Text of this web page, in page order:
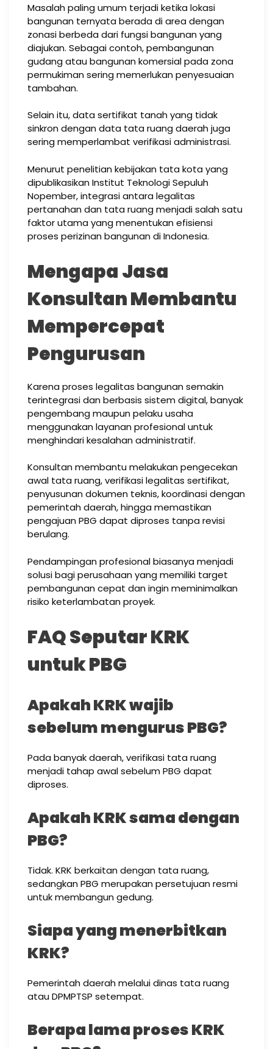
Masalah paling umum terjadi ketika lokasi
bangunan ternyata berada di area dengan
zonasi berbeda dari fungsi bangunan yang
diajukan. Sebagai contoh, pembangunan
gudang atau bangunan komersial pada zona
permukiman sering memerlukan penyesuaian
tambahan.
Selain itu, data sertifikat tanah yang tidak
sinkron dengan data tata ruang daerah juga
sering memperlambat verifikasi administrasi.
Menurut penelitian kebijakan tata kota yang
dipublikasikan Institut Teknologi Sepuluh
Nopember, integrasi antara legalitas
pertanahan dan tata ruang menjadi salah satu
faktor utama yang menentukan efisiensi
proses perizinan bangunan di Indonesia.
Mengapa Jasa
Konsultan Membantu
Mempercepat
Pengurusan
Karena proses legalitas bangunan semakin
terintegrasi dan berbasis sistem digital, banyak
pengembang maupun pelaku usaha
menggunakan layanan profesional untuk
menghindari kesalahan administratif.
Konsultan membantu melakukan pengecekan
awal tata ruang, verifikasi legalitas sertifikat,
penyusunan dokumen teknis, koordinasi dengan
pemerintah daerah, hingga memastikan
pengajuan PBG dapat diproses tanpa revisi
berulang.
Pendampingan profesional biasanya menjadi
solusi bagi perusahaan yang memiliki target
pembangunan cepat dan ingin meminimalkan
risiko keterlambatan proyek.
FAQ Seputar KRK
untuk PBG
Apakah KRK wajib
sebelum mengurus PBG?
Pada banyak daerah, verifikasi tata ruang
menjadi tahap awal sebelum PBG dapat
diproses.
Apakah KRK sama dengan
PBG?
Tidak. KRK berkaitan dengan tata ruang,
sedangkan PBG merupakan persetujuan resmi
untuk membangun gedung.
Siapa yang menerbitkan
KRK?
Pemerintah daerah melalui dinas tata ruang
atau DPMPTSP setempat.
Berapa lama proses KRK